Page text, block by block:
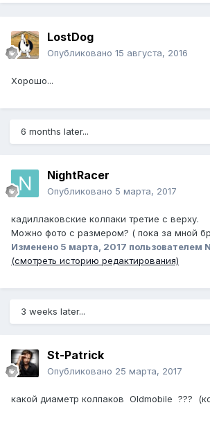
LostDog
Опубликовано 15 августа, 2016
Хорошо...
6 months later...
NightRacer
Опубликовано 5 марта, 2017
кадиллаковские колпаки третие с верху.
Можно фото с размером? ( пока за мной
Изменено 5 марта, 2017 пользователем
(смотреть историю редактирования)
3 weeks later...
St-Patrick
Опубликовано 25 марта, 2017
какой диаметр колпаков Oldmobile ???